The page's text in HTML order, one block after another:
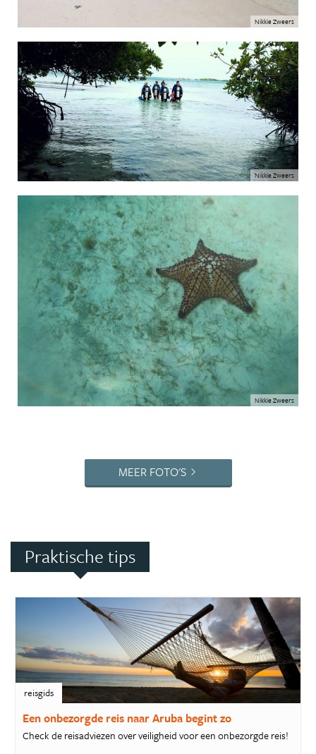
Nikkie Zweers
Nikkie Zweers
Nikkie Zweers
MEER FOTO'S
Praktische tips
reisgids
Een onbezorgde reis naar Aruba begint zo
Check de reisadviezen over veiligheid voor een onbezorgde reis!